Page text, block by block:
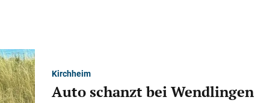
Kirchheim
Auto schanzt bei